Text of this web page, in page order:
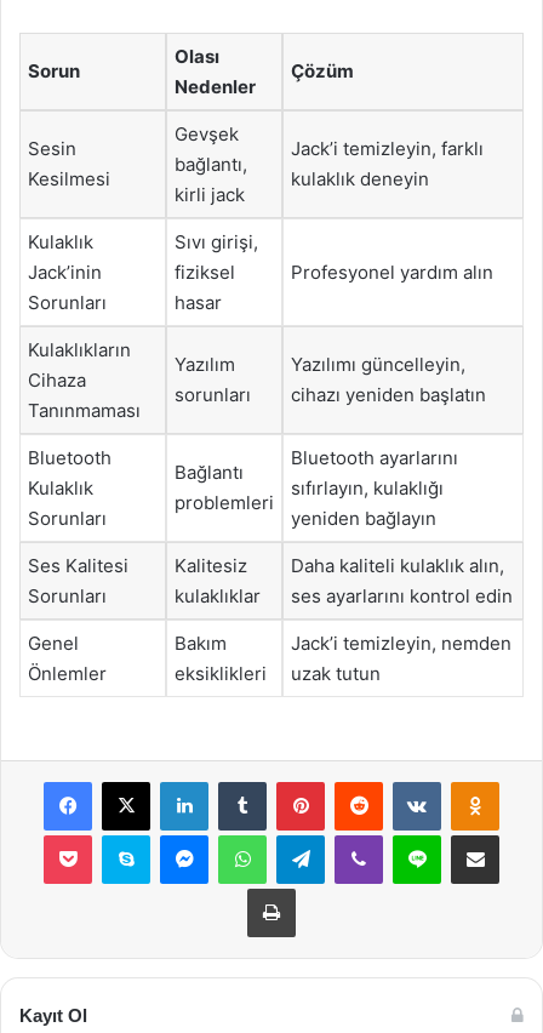
Sorun
Olası
Nedenler
Çözüm
Sesin
Kesilmesi
Gevşek
bağlantı,
kirli jack
Jack’i temizleyin, farklı
kulaklık deneyin
Kulaklık
Jack’inin
Sorunları
Sıvı girişi,
fiziksel
hasar
Profesyonel yardım alın
Kulaklıkların
Cihaza
Tanınmaması
Yazılım
sorunları
Yazılımı güncelleyin,
cihazı yeniden başlatın
Bluetooth
Kulaklık
Sorunları
Bağlantı
problemleri
Bluetooth ayarlarını
sıfırlayın, kulaklığı
yeniden bağlayın
Ses Kalitesi
Sorunları
Kalitesiz
kulaklıklar
Daha kaliteli kulaklık alın,
ses ayarlarını kontrol edin
Genel
Önlemler
Bakım
eksiklikleri
Jack’i temizleyin, nemden
uzak tutun
Facebook
X LinkedInTumblr PinterestReddit VKontakte
Pocket Skype MessengerWhatsAppTelegramViber Line E-Posta ile
Yazdır
Kayıt Ol